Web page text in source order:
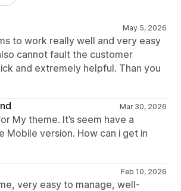
May 5, 2026
to work really well and very easy
cannot fault the customer
and extremely helpful. Than you
Mar 30, 2026
My theme. It’s seem have a
Mobile version. How can i get in
Feb 10, 2026
very easy to manage, well-